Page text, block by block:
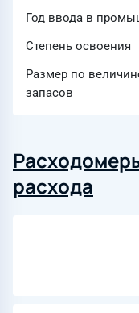
Год ввода в
Степень освоения
Размер по
запасов
расхода